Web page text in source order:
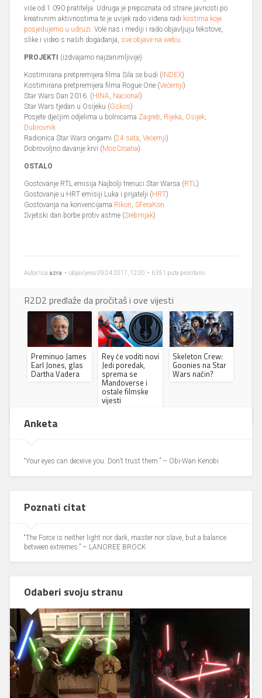
više od 1 090 pratitelja. Udruga je prepoznata od strane javnosti po
kreativnim aktivnostima te je uvijek rado viđena radi kostima koje
posjedujemo u udruzi . Vole nas i mediji i rado objavljuju tekstove,
slike i video s naših događanja, sve objave na webu
PROJEKTI (izdvajamo najzanimljivije)
Kostimirana pretpremijera filma Sila se budi (INDEX)
Kostimirana pretpremijera filma Rogue One (Večernji)
Star Wars Dan 2016. (HINA Nacional)
Star Wars tjedan u Osijeku (Gskos)
Posjete dječjim odjelima u bolnicama Zagreb Rijeka Osijek
Dubrovnik
Radionica Star Wars origami (24 sata ,Večernji)
Dobrovoljno davanje krvi (MosCroatia)
OSTALO
Gostovanje RTL emisija Najbolji trenuci Star Warsa (RTL)
Gostovanje u HRT emisiji Luka i prijatelji (HRT)
Gostovanja na konvencijama Rikon ,SFeraKon
Svjetski dan borbe protiv astme (Srebrnjak)
Autor/ica azra • objavljeno 09.04.2017, 12:00 • 6351 puta pročitano
R2D2 predlaže da pročitaš i ove vijesti
Preminuo James
Earl Jones, glas
Dartha Vadera
Rey će voditi novi
Jedi poredak,
sprema se
Mandoverse i
ostale filmske
vijesti
Skeleton Crew:
Goonies na Star
Wars način?
Anketa
“Your eyes can deceive you. Don’t trust them.” – Obi-Wan Kenobi
Poznati citat
“The Force is neither light nor dark, master nor slave, but a balance
between extremes.” – LANOREE BROCK
Odaberi svoju stranu